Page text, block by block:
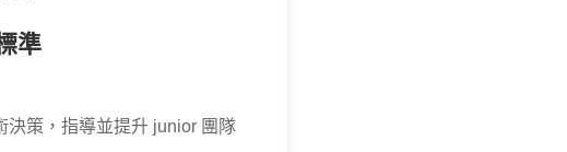
準
決策，指導並提升 junior 團隊